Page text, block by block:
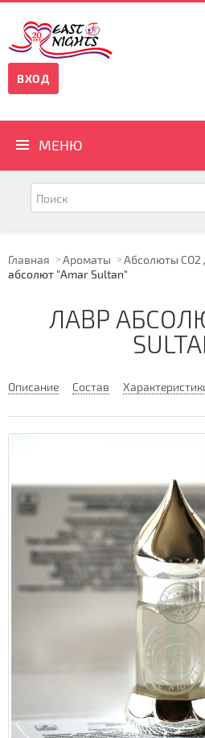
ВХОД
МЕНЮ
Главная Ароматы Абсолюты CO2
абсолют "Amar Sultan"
ЛАВР
Описание Состав